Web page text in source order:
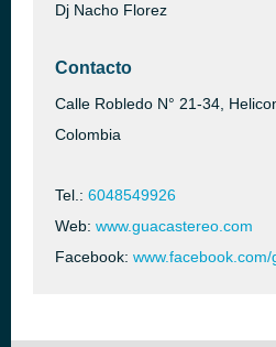
Dj Nacho Florez
Contacto
Calle Robledo N° 21-34,
Colombia
Tel.: 6048549926
Web: www.guacastereo.com
Facebook: